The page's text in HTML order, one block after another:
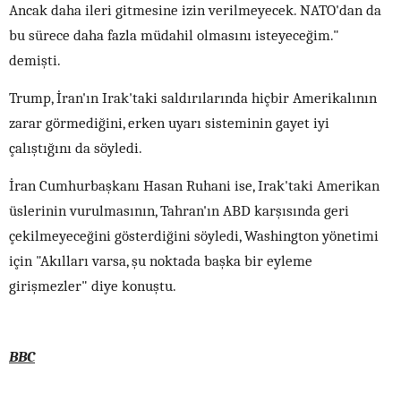
Ancak daha ileri gitmesine izin verilmeyecek. NATO'dan da
bu sürece daha fazla müdahil olmasını isteyeceğim."
demişti.
Trump, İran'ın Irak'taki saldırılarında hiçbir Amerikalının
zarar görmediğini, erken uyarı sisteminin gayet iyi
çalıştığını da söyledi.
İran Cumhurbaşkanı Hasan Ruhani ise, Irak'taki Amerikan
üslerinin vurulmasının, Tahran'ın ABD karşısında geri
çekilmeyeceğini gösterdiğini söyledi, Washington yönetimi
için "Akılları varsa, şu noktada başka bir eyleme
girişmezler" diye konuştu.
BBC